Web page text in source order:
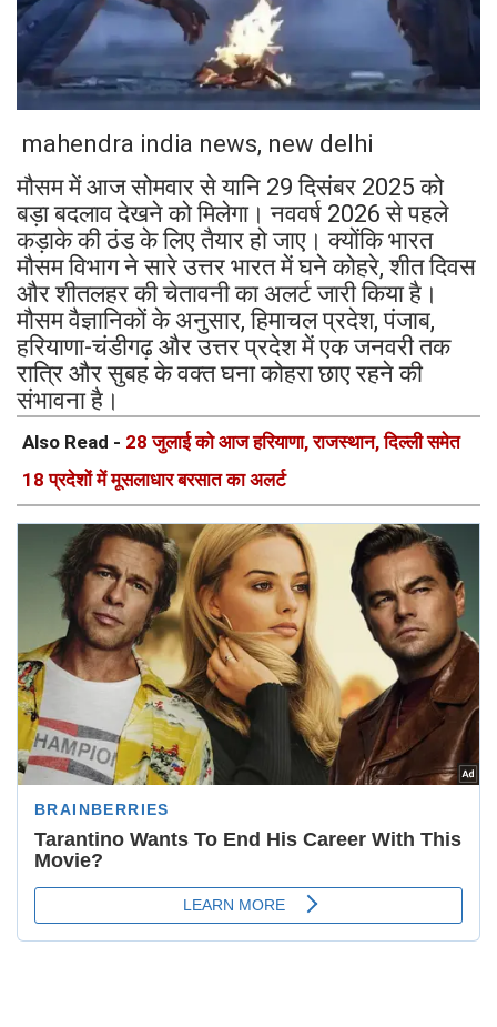
mahendra india news, new delhi
मौसम में आज सोमवार से यानि 29 दिसंबर 2025 को
बड़ा बदलाव देखने को मिलेगा। नववर्ष 2026 से पहले
कड़ाके की ठंड के लिए तैयार हो जाए। क्योंकि भारत
मौसम विभाग ने सारे उत्तर भारत में घने कोहरे, शीत दिवस
और शीतलहर की चेतावनी का अलर्ट जारी किया है।
मौसम वैज्ञानिकों के अनुसार, हिमाचल प्रदेश, पंजाब,
हरियाणा-चंडीगढ़ और उत्तर प्रदेश में एक जनवरी तक
रात्रि और सुबह के वक्त घना कोहरा छाए रहने की
संभावना है।
Also Read - 28 जुलाई को आज हरियाणा, राजस्थान, दिल्ली समेत
18 प्रदेशों में मूसलाधार बरसात का अलर्ट